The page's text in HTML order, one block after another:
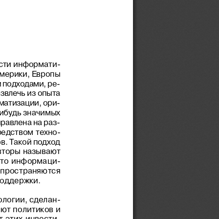
èíôîðìàòè-
Åâðîïû
ïîäõîäàìè, ðå-
èç îïûòà
îðè-
çíà÷èìûõ
íà ðàç-
òåõíî-
Òàêîé ïîäõîä
íàçûâàþò
èíôîðìàöè-
ñäåëàí-
ïîëèòèêîâ è